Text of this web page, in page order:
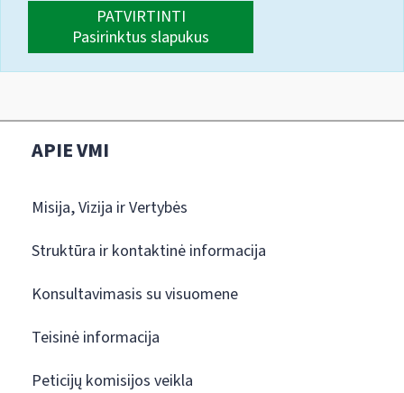
PATVIRTINTI
Pasirinktus slapukus
APIE VMI
Misija, Vizija ir Vertybės
Struktūra ir kontaktinė informacija
Konsultavimasis su visuomene
Teisinė informacija
Peticijų komisijos veikla